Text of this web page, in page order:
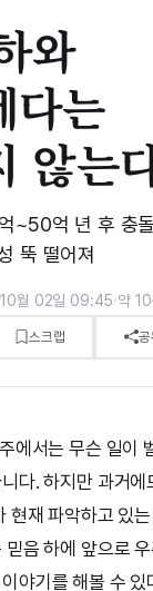
와
다는
않는
~50억 년 후 충
뚝 떨어져
월 02일 09:45·약
스크랩 공
에서는 무슨 일이
다. 하지만 과거에
현재 파악하고 있
음 하에 앞으로
야기를 해볼 수 있